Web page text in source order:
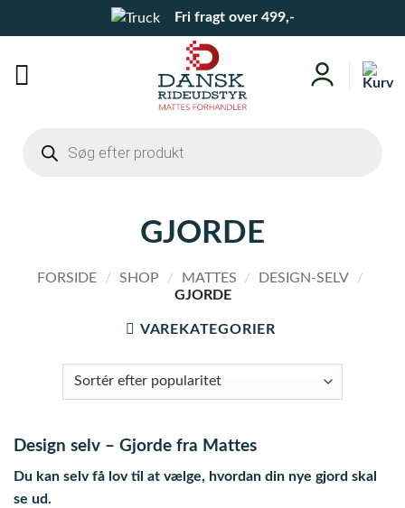
Fri fragt over 499,-
search
GJORDE
FORSIDE / SHOP / MATTES / DESIGN-SELV
/
GJORDE
VAREKATEGORIER
Design selv – Gjorde fra Mattes
Du kan selv få lov til at vælge, hvordan din nye gjord skal
se ud.